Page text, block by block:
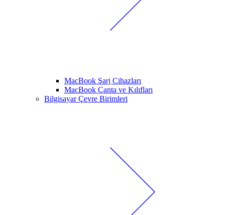
MacBook Şarj Cihazları
MacBook Çanta ve Kılıfları
Bilgisayar Çevre Birimleri